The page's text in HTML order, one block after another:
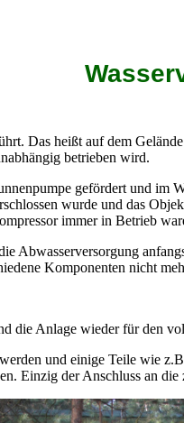
Das heißt auf dem
betrieben wird.
gefördert und im
wurde und das
immer in Betrieb
Abwasserversorgung
Komponenten nicht
die Anlage wieder für den
und einige Teile wie
Einzig der Anschluss an